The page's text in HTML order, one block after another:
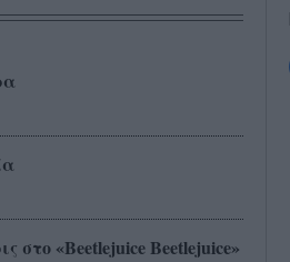
«Beetlejuice Beetlejuice»